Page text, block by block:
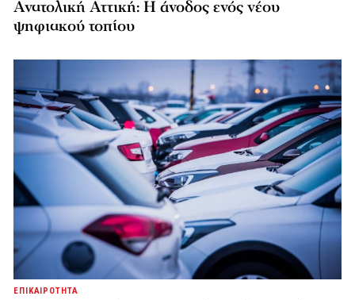
Ανατολική Αττική: Η άνοδος ενός νέου
ψηφιακού τοπίου
ΕΠΙΚΑΙΡΟΤΗΤΑ